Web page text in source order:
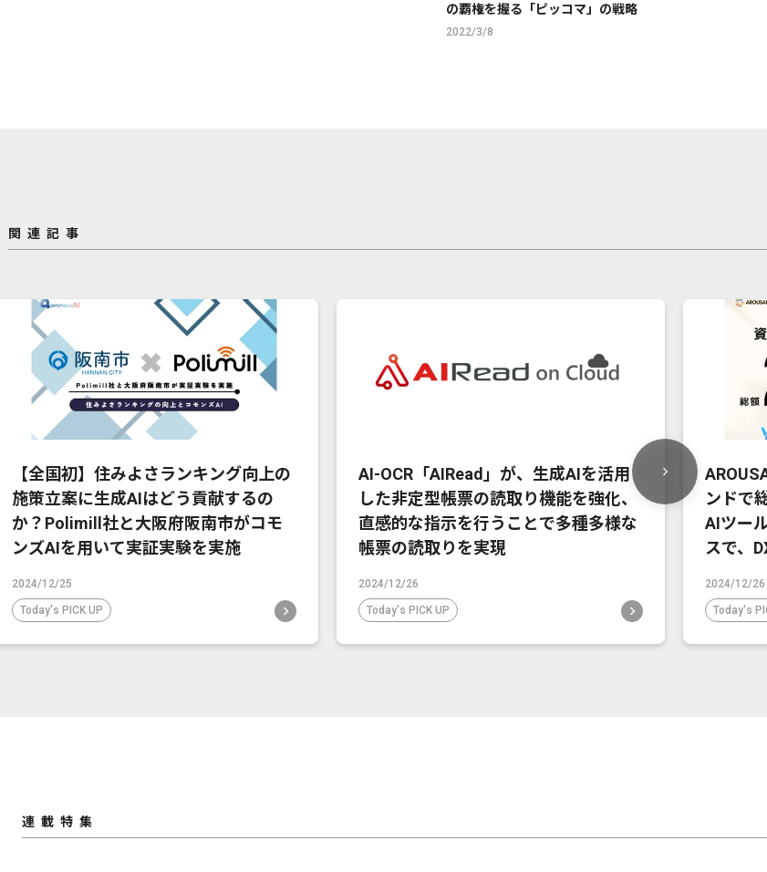
の覇権を握る「ピッコマ」の戦略
2022/3/8
関連記事
【全国初】住みよさランキング向上の
施策立案に生成AIはどう貢献するの
か？Polimill社と大阪府阪南市がコモ
ンズAIを用いて実証実験を実施
2024/12/25
Today's PICK UP
AI-OCR「AIRead」が、生成AIを活用
した非定型帳票の読取り機能を強化、
直感的な指示を行うことで多種多様な
帳票の読取りを実現
2024/12/26
Today's PICK UP
ンドで
AIツー
スで、
2024/12/26
Today's
連載特集